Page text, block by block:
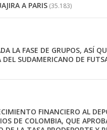
A PARIS (35.183)
LA FASE DE GRUPOS, ASÍ
DEL SUDAMERICANO DE
FINANCIERO AL
DE COLOMBIA, QUE